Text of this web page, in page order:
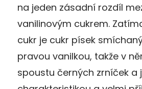
na jeden zásadní rozdíl
vanilinovým cukrem.
cukr je cukr písek
pravou vanilkou, takže v
spoustu černých zrníček a